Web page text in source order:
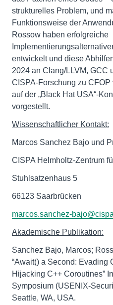
strukturelles Problem, und
Funktionsweise der
Rossow haben erfolgreiche
entwickelt und diese
2024 an Clang/LLVM, GCC
CISPA-Forschung zu
auf der „Black Hat USA“-
vorgestellt.
Wissenschaftlicher Kontakt:
Marcos Sanchez Bajo und
CISPA Helmholtz-Zentrum
Stuhlsatzenhaus 5
66123 Saarbrücken
marcos.sanchez-
Akademische Publikation:
Sanchez Bajo, Marcos;
“Await() a Second: Evading
Hijacking C++ Coroutines”
Symposium (USENIX-
Seattle, WA, USA.